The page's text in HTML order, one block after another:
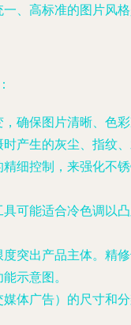
、高标准的图片
确保图片清晰、色
产生的灰尘、指纹
细控制，来强化
可能适合冷色调
突出产品主体。
示意图。
体广告）的尺寸